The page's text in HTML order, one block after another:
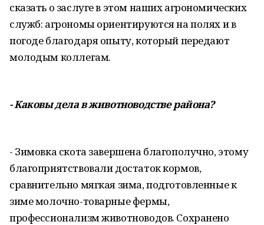
сказать о заслуге в этом наших агрономических
служб: агрономы ориентируются на полях и в
погоде благодаря опыту, который передают
молодым коллегам.
- Каковы дела в животноводстве района?
- Зимовка скота завершена благополучно, этому
благоприятствовали достаток кормов,
сравнительно мягкая зима, подготовленные к
зиме молочно-товарные фермы,
профессионализм животноводов. Сохранено